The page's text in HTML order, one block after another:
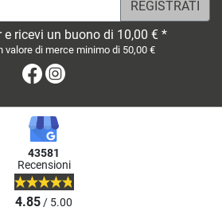
e ricevi un buono di 10,00 € *
valore di merce minimo di 50,00 €
Facebook
43581
Recensioni
4.85/ 5.00